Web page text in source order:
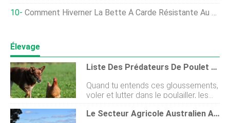
Comment Hiverner La Bette À Carde Résistante Au Froid
Élevage
Liste Des Prédateurs De Poulet Et Comment Les Faire Sortir De Votre Poulailler.
Quand tu entends ces gloussements,
voler et lutter dans le poulailler, les
prédateurs de la ruée vers le poulet
ont dû envahir votre poulailler. Voir Le Secteur Agricole Australien Approche Un Objectif De Production De 100 Milliards De Dollars